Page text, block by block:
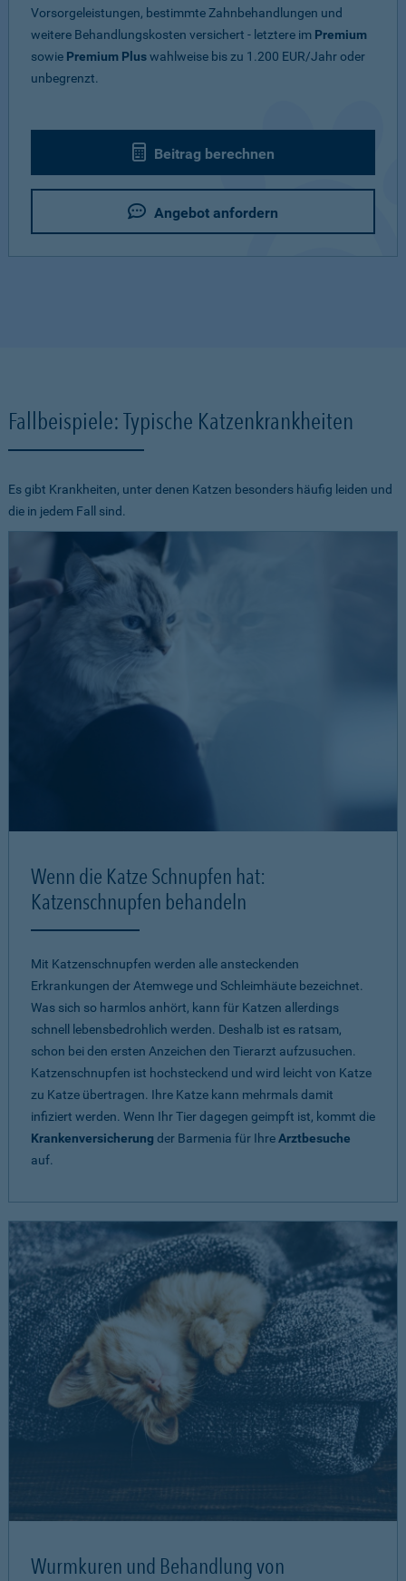
Vorsorgeleistungen, bestimmte Zahnbehandlungen und
weitere Behandlungskosten versichert - letztere im Premium
sowie Premium Pluswahlweise bis zu 1.200 EUR/Jahr oder
unbegrenzt.
Beitrag berechnen
Angebot anfordern
Fallbeispiele: Typische Katzenkrankheiten
Es gibt Krankheiten, unter denen Katzen besonders häufig leiden und
die in jedem Fall sind.
Wenn die Katze Schnupfen hat:
Katzenschnupfen behandeln
Mit Katzenschnupfen werden alle ansteckenden
Erkrankungen der Atemwege und Schleimhäute bezeichnet.
Was sich so harmlos anhört, kann für Katzen allerdings
schnell lebensbedrohlich werden. Deshalb ist es ratsam,
schon bei den ersten Anzeichen den Tierarzt aufzusuchen.
Katzenschnupfen ist hochsteckend und wird leicht von Katze
zu Katze übertragen. Ihre Katze kann mehrmals damit
infiziert werden. Wenn Ihr Tier dagegen geimpft ist, kommt die
Krankenversicherung der Barmenia für IhreArztbesuche
auf.
Wurmkuren und Behandlung von